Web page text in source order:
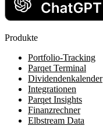
Produkte
Portfolio-Tracking
Parqet Terminal
Dividendenkalender
Integrationen
Parqet Insights
Finanzrechner
Elbstream Data